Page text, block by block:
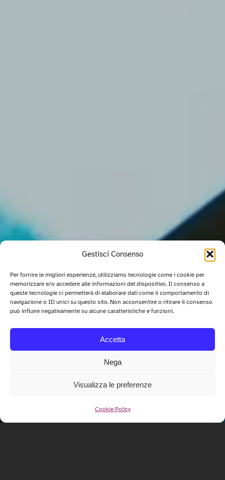
Gestisci Consenso
Per fornire le migliori esperienze, utilizziamo tecnologie come i cookie per
memorizzare e/o accedere alle informazioni del dispositivo. Il consenso a
queste tecnologie ci permetterà di elaborare dati come il comportamento di
navigazione o ID unici su questo sito. Non acconsentire o ritirare il consenso
può influire negativamente su alcune caratteristiche e funzioni.
Accetta
Nega
Visualizza le preferenze
Cookie Policy